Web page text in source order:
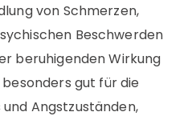
von Schmerzen,
Beschwerden
beruhigenden Wirkung
gut für die
Angstzuständen,